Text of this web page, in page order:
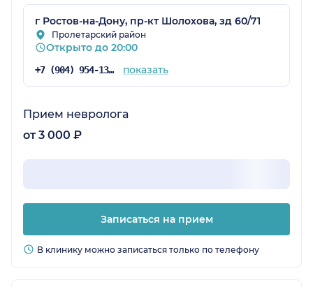
г Ростов-на-Дону, пр-кт Шолохова, зд 60/71
Пролетарский район
Открыто до 20:00
+7 (904) 954-13-96 показать
Прием невролога
от 3 000 ₽
Записаться на прием
В клинику можно записаться только по телефону